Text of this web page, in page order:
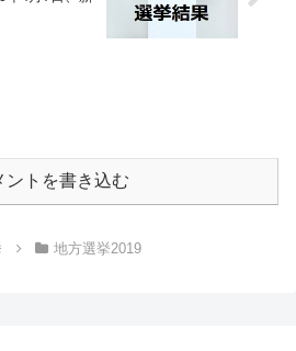
ントを書き込む
地方選挙2019